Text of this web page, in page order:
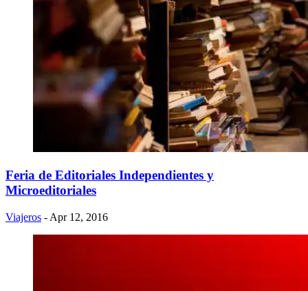
Feria de Editoriales Independientes y
Microeditoriales
Viajeros - Apr 12, 2016